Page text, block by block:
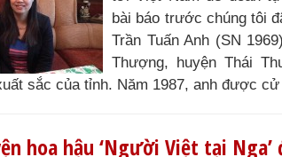
bài báo trước chúng tôi
Trần Tuấn Anh (SN
Thượng, huyện Thái
sắc của tỉnh. Năm 1987, anh được
hoa hậu ‘Người Việt tại